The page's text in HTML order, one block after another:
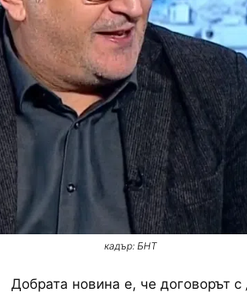
кадър: БНТ
Добрата новина е, че договорът с